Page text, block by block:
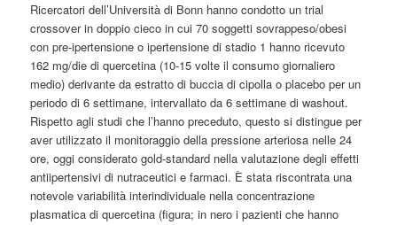
Ricercatori dell’Università di Bonn hanno condotto un trial
crossover in doppio cieco in cui 70 soggetti sovrappeso/obesi
con pre-ipertensione o ipertensione di stadio 1 hanno ricevuto
162 mg/die di quercetina (10-15 volte il consumo giornaliero
medio) derivante da estratto di buccia di cipolla o placebo per un
periodo di 6 settimane, intervallato da 6 settimane di washout.
Rispetto agli studi che l’hanno preceduto, questo si distingue per
aver utilizzato il monitoraggio della pressione arteriosa nelle 24
ore, oggi considerato gold-standard nella valutazione degli effetti
antiipertensivi di nutraceutici e farmaci. È stata riscontrata una
notevole variabilità interindividuale nella concentrazione
plasmatica di quercetina (figura; in nero i pazienti che hanno